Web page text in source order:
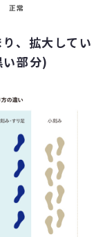
、拡大してい
部分)